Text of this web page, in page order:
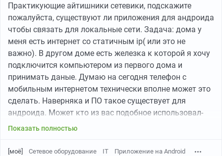
Практикующие айтишники сетевики, подскажите
пожалуйста, существуют ли приложения для андроида
чтобы связать для локальные сети. Задача: дома у
меня есть интернет со статичным ip( или это не
важно). В другом доме есть железка к которой я хочу
подключится компьютером из первого дома и
принимать даные. Думаю на сегодня телефон с
мобильным интернетом технически вполне может это
сделать. Наверняка и ПО такое существует для
андроида. Может кто из вас подобное использовал-
подскажите как найти его или какими ключевыми
Показать полностью
[моё] Сетевое оборудование IT Приложение на Android